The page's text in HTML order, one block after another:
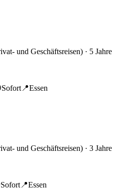
und Geschäftsreisen) · 5 Jahre
Sofort 📍Essen
und Geschäftsreisen) · 3 Jahre
Sofort 📍Essen